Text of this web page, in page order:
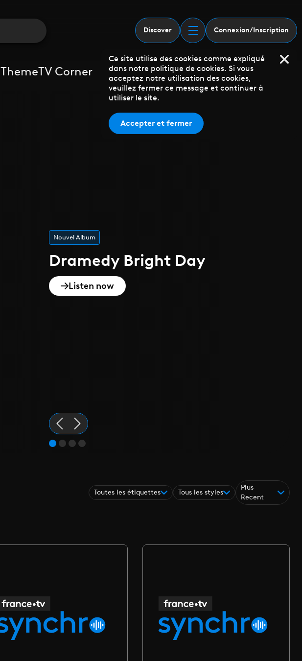
Discover Connexion/Inscription
ThemeTV Corner
Nouvel Album
Dramedy Bright Day
Listen now
Toutes les étiquettes Tous les styles
Plus
Recent
Ce site utilise des cookies comme expliqué
dans notre politique de cookies. Si vous
acceptez notre utilisation des cookies,
veuillez fermer ce message et continuer à
utiliser le site.
Accepter et fermer